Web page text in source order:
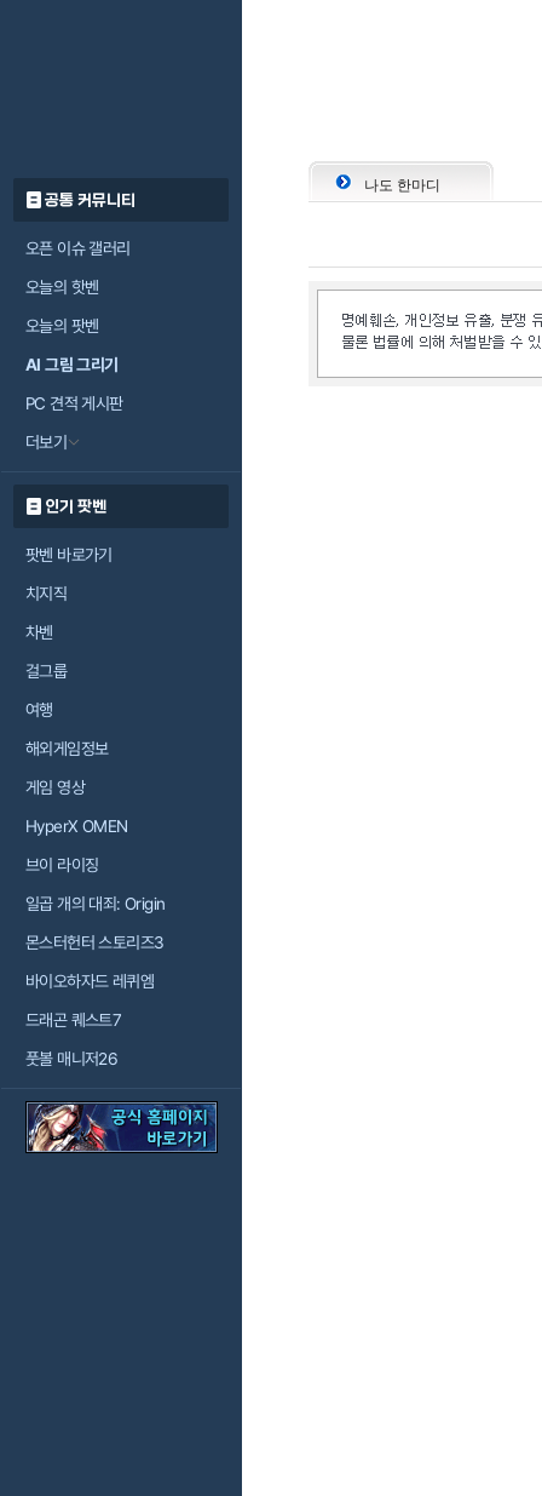
공통 커뮤니티
오픈 이슈 갤러리
오늘의 핫벤
오늘의 팟벤
AI 그림 그리기
PC 견적 게시판
더보기
인기 팟벤
팟벤 바로가기
치지직
차벤
걸그룹
여행
해외게임정보
게임 영상
HyperX OMEN
브이 라이징
일곱 개의 대죄: Origin
몬스터헌터 스토리즈3
바이오하자드 레퀴엠
드래곤 퀘스트7
풋볼 매니저26
나도 한마디